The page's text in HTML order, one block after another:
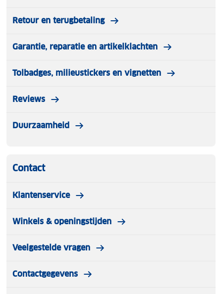
Retour en terugbetaling
Garantie, reparatie en artikelklachten
Tolbadges, milieustickers en vignetten
Reviews
Duurzaamheid
Contact
Klantenservice
Winkels & openingstijden
Veelgestelde vragen
Contactgegevens